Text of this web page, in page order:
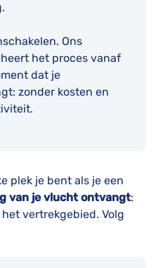
Ons
het proces vanaf
dat je
zonder kosten en
plek je bent als je een
van je vlucht ontvangt:
vertrekgebied. Volg